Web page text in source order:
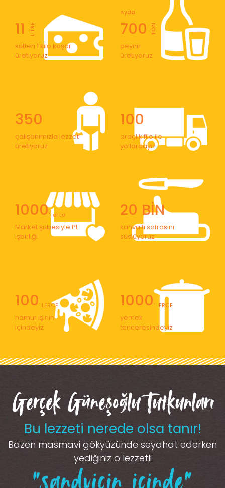
11 LİTRE
sütten 1 kilo kaşar
üretiyoruz
700
Ayda
TON
peynir
üretiyoruz
350
çalışanımızla lezzet
üretiyoruz
100
araçlık filo ile
yollardayız
1000' lerce
Market şubesiyle PL
işbirliği
20 BİN
kahvaltı sofrasını
süslüyoruz
100' LERCE
hamur işinin
içindeyiz
1000' LERCE
yemek
tenceresindeyiz
Gerçek Güneşoğlu Tutkunları
Bu lezzeti nerede olsa tanır!
Bazen masmavi gökyüzünde seyahat ederken
yediğiniz o lezzetli